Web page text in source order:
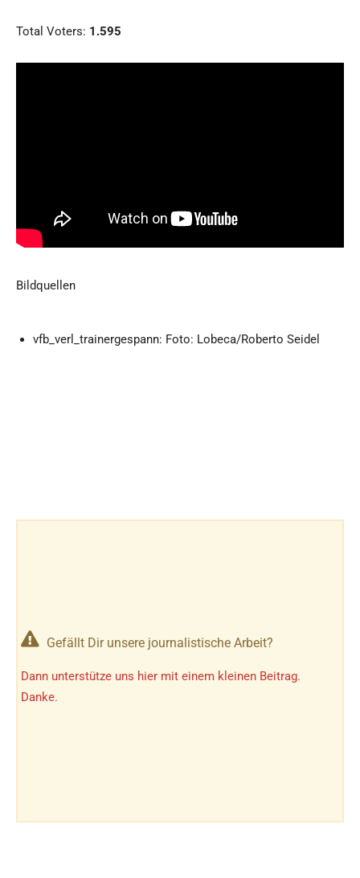
Total Voters: 1.595
Bildquellen
vfb_verl_trainergespann: Foto: Lobeca/Roberto Seidel
Gefällt Dir unsere journalistische Arbeit?
Dann unterstütze uns hier mit einem kleinen Beitrag.
Danke.